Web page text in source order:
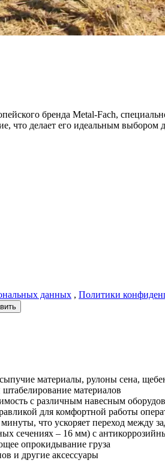
бренда Metal-Fach,
делает его идеальным выбором
данных , Политики
материалы, рулоны сена,
материалов
с различным навесным
для комфортной работы
что ускоряет переход между
сечениях – 16 мм) с
опрокидывание груза
и другие аксессуары